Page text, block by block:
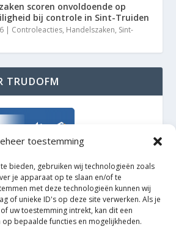
toestemming
bieden, gebruiken wij technologieën zoals
je apparaat op te slaan en/of te
met deze technologieën kunnen wij
of unieke ID's op deze site verwerken. Als je
uw toestemming intrekt, kan dit een
bepaalde functies en mogelijkheden.
scoren onvoldoende op
bij controle in Sint-Truiden
| Controleacties, Handelszaken, Sint-
TRUDOFM
TrudoFM